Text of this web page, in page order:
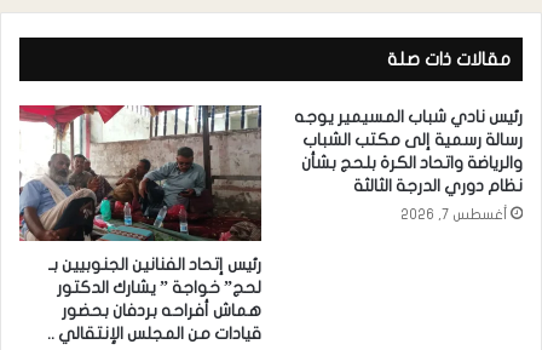
مقالات ذات صلة
رئيس نادي شباب المسيمير يوجه
رسالة رسمية إلى مكتب الشباب
والرياضة واتحاد الكرة بلحج بشأن
نظام دوري الدرجة الثالثة
أغسطس 7, 2026
رئيس إتحاد الفنانين الجنوبيين بـ
لحج” خواجة ” يشارك الدكتور
هماش أفراحه بردفان بحضور
قيادات من المجلس الإنتقالي ..